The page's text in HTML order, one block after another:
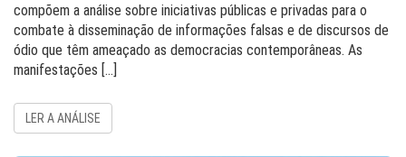
compõem a análise sobre iniciativas públicas e privadas para o
combate à disseminação de informações falsas e de discursos de
ódio que têm ameaçado as democracias contemporâneas. As
manifestações […]
LER A ANÁLISE